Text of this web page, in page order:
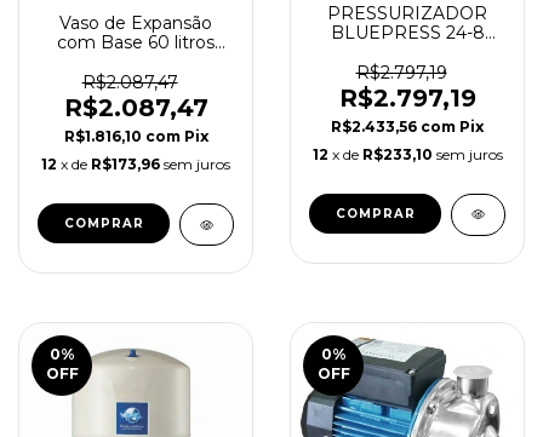
Vaso de Expansão
com Base 60 litros
R$2.087,47
R$2.087,47
R$1.816,10 com Pix
12 x de R$173,96 sem juros
PRESSURIZADOR
BLUEPRESS 24-8
Control
R$2.797,19
R$2.797,19
R$2.433,56 com Pix
12 x de R$233,10 sem juros
0%
OFF
0%
OFF